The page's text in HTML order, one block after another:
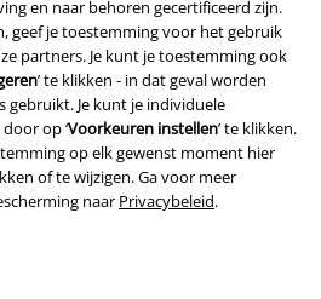
en naar behoren gecertificeerd zijn.
geef je toestemming voor het gebruik
partners. Je kunt je toestemming ook
’ te klikken - in dat geval worden
gebruikt. Je kunt je individuele
op ‘Voorkeuren instellen’ te klikken.
op elk gewenst moment hier
of te wijzigen. Ga voor meer
naar Privacybeleid.